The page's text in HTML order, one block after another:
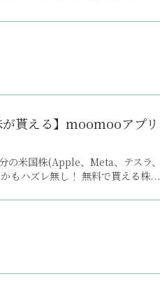
貰える】moomooアプリ
米国株(Apple、Meta、テスラ、
もハズレ無し！ 無料で貰える株...